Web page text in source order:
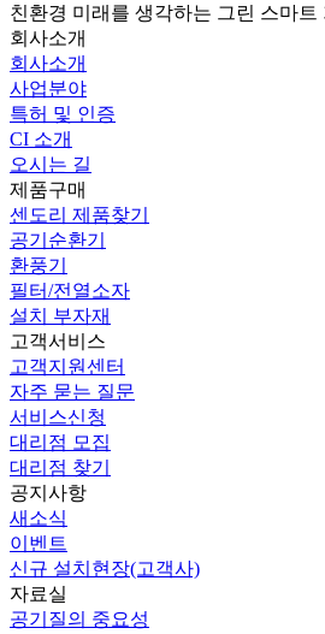
친환경 미래를 생각하는 그린 스마트
회사소개
회사소개
사업분야
특허 및 인증
CI 소개
오시는 길
제품구매
센도리 제품찾기
공기순환기
환풍기
필터/전열소자
설치 부자재
고객서비스
고객지원센터
자주 묻는 질문
서비스신청
대리점 모집
대리점 찾기
공지사항
새소식
이벤트
신규 설치현장(고객사)
자료실
공기질의 중요성